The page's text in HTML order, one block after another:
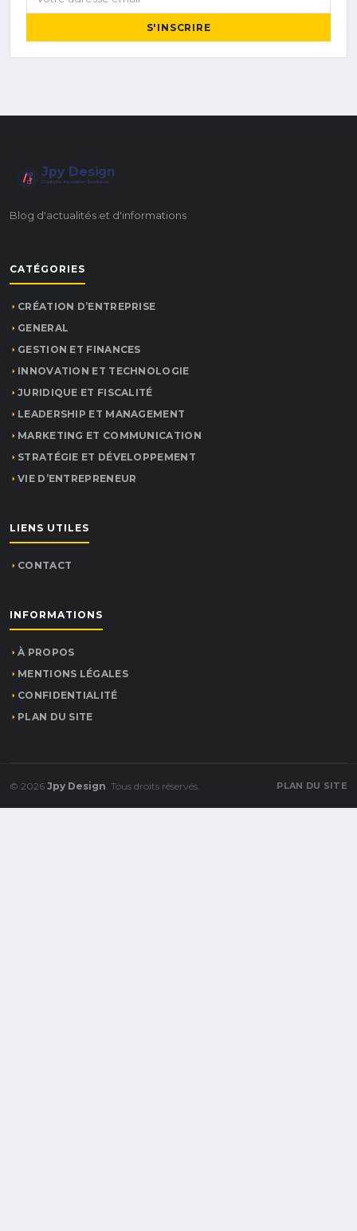
S'INSCRIRE
Jpy Design
Créativité • Innovation • Excellence
Blog d'actualités et d'informations
CATÉGORIES
CRÉATION D’ENTREPRISE
GENERAL
GESTION ET FINANCES
INNOVATION ET TECHNOLOGIE
JURIDIQUE ET FISCALITÉ
LEADERSHIP ET MANAGEMENT
MARKETING ET COMMUNICATION
STRATÉGIE ET DÉVELOPPEMENT
VIE D’ENTREPRENEUR
LIENS UTILES
CONTACT
INFORMATIONS
À PROPOS
MENTIONS LÉGALES
CONFIDENTIALITÉ
PLAN DU SITE
© 2026 Jpy Design. Tous droits réservés. PLAN DU SITE